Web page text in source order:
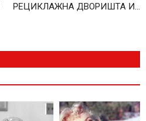
РЕЦИКЛАЖНА ДВОРИШТА И…